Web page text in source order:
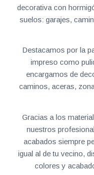
decorativa con
suelos: garajes,
Destacamos por la
impreso como
encargamos de
caminos, aceras,
Gracias a los
nuestros
acabados siempre
igual al de tu vecino,
colores y